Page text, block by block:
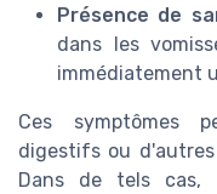
Présence de
dans les
immédiatement
Ces symptômes
digestifs ou d'autres
Dans de tels